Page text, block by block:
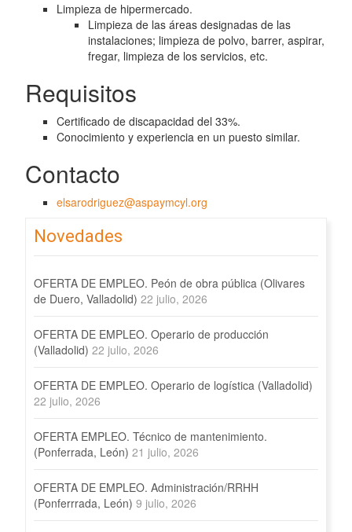
Limpieza de hipermercado.
Limpieza de las áreas designadas de las
instalaciones; limpieza de polvo, barrer, aspirar,
fregar, limpieza de los servicios, etc.
Requisitos
Certificado de discapacidad del 33%.
Conocimiento y experiencia en un puesto similar.
Contacto
elsarodriguez@aspaymcyl.org
Novedades
OFERTA DE EMPLEO. Peón de obra pública (Olivares
de Duero, Valladolid) 22 julio, 2026
OFERTA DE EMPLEO. Operario de producción
(Valladolid) 22 julio, 2026
OFERTA DE EMPLEO. Operario de logística (Valladolid)
22 julio, 2026
OFERTA EMPLEO. Técnico de mantenimiento.
(Ponferrada, León) 21 julio, 2026
OFERTA DE EMPLEO. Administración/RRHH
(Ponferrrada, León) 9 julio, 2026